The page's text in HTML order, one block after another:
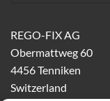
REGO-FIX AG
Obermattweg 60
4456 Tenniken
Switzerland